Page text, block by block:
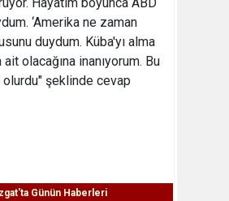
‘Amerika ne zaman
duydum. Küba'yı alma
olacağına inanıyorum. Bu
şeklinde cevap
Günün Haberleri